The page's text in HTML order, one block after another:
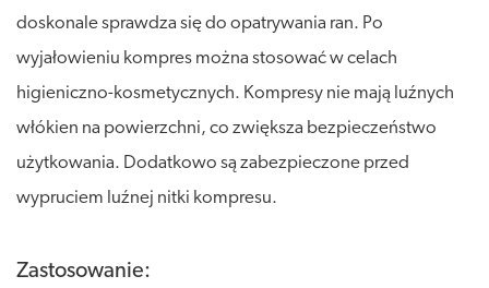
doskonale sprawdza się do opatrywania ran. Po
wyjałowieniu kompres można stosować w celach
higieniczno-kosmetycznych. Kompresy nie mają luźnych
włókien na powierzchni, co zwiększa bezpieczeństwo
użytkowania. Dodatkowo są zabezpieczone przed
wypruciem luźnej nitki kompresu.
Zastosowanie: